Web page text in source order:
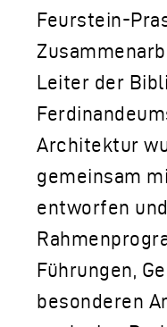
Feurstein-
Leiter der
Architektur
gemeinsam
entworfen
Führungen,
besonderen